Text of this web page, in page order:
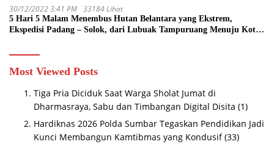
30/12/2022 3:41 PM 33184 Lihat
5 Hari 5 Malam Menembus Hutan Belantara yang Ekstrem,
Ekspedisi Padang – Solok, dari Lubuak Tampuruang Menuju Koto
Most Viewed Posts
Tiga Pria Diciduk Saat Warga Sholat Jumat di
Dharmasraya, Sabu dan Timbangan Digital Disita (1)
Hardiknas 2026 Polda Sumbar Tegaskan Pendidikan Jadi
Kunci Membangun Kamtibmas yang Kondusif (33)